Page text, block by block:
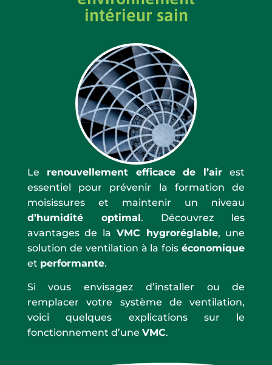
intérieur sain
Le renouvellement efficace de l’air est
essentiel pour prévenir la formation de
moisissures et maintenir un niveau
d’humidité optimal. Découvrez les
avantages de la VMC hygroréglable, une
solution de ventilation à la foiséconomique
et performante.
Si vous envisagez d’installer ou de
remplacer votre système de ventilation,
voici quelques explications sur le
fonctionnement d’une VMC.